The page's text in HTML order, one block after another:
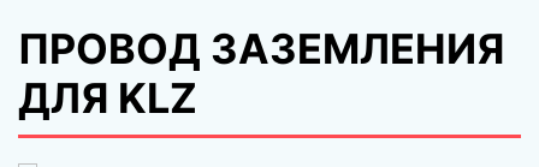
ПРОВОД ЗАЗЕМЛЕНИЯ
ДЛЯ KLZ